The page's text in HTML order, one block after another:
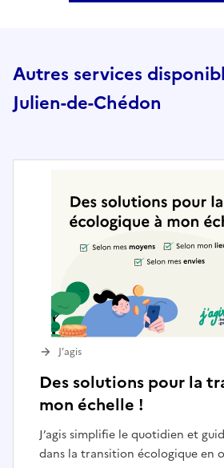
Autres services
Julien-de-Chédon
Des solutions pour la
mon échelle !
J’agis simplifie le quotidien et
dans la transition écologique en
J’agis